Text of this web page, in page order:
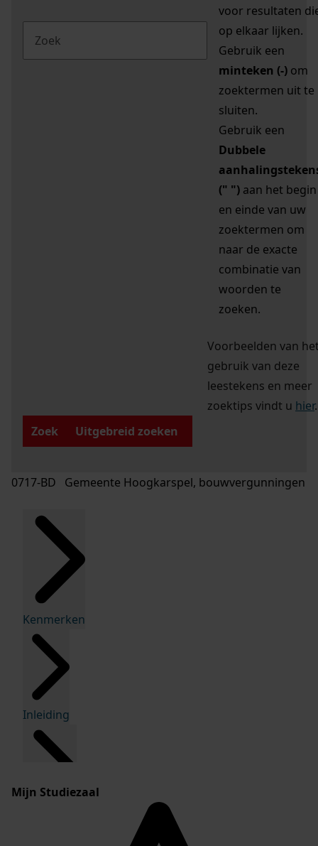
voor resultaten
op elkaar lijken.
Gebruik een
minteken (-) om
zoektermen uit te
sluiten.
Gebruik een
Dubbele
(" ") aan het begin
en einde van uw
zoektermen om
naar de exacte
combinatie van
woorden te
zoeken.
Voorbeelden van
gebruik van deze
leestekens en meer
zoektips vindt u hier.
Zoek
Uitgebreid zoeken
0717-BD Gemeente Hoogkarspel, bouwvergunningen
Kenmerken
Inleiding
Mijn Studiezaal